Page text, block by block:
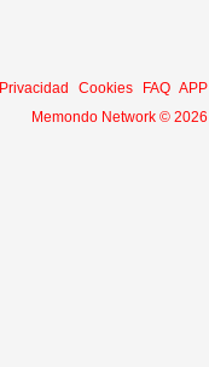
Privacidad Cookies FAQ APP
Memondo Network © 2026